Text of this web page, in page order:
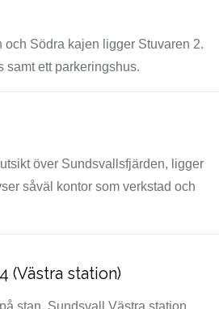
och Södra kajen ligger Stuvaren 2.
samt ett parkeringshus.
över Sundsvallsfjärden, ligger
såväl kontor som verkstad och
(Västra station)
stan. Sundsvall Västra station